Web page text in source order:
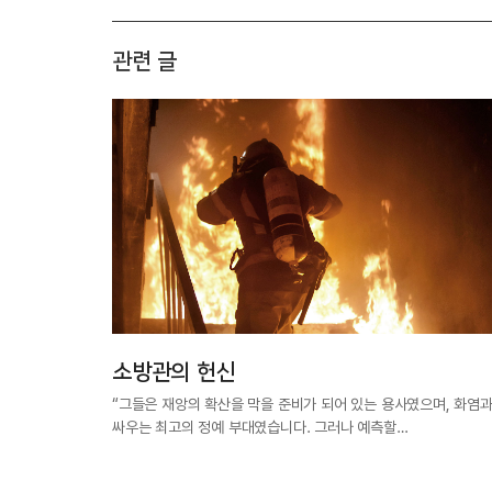
관련 글
소방관의 헌신
“그들은 재앙의 확산을 막을 준비가 되어 있는 용사였으며, 화염과
싸우는 최고의 정예 부대였습니다. 그러나 예측할…